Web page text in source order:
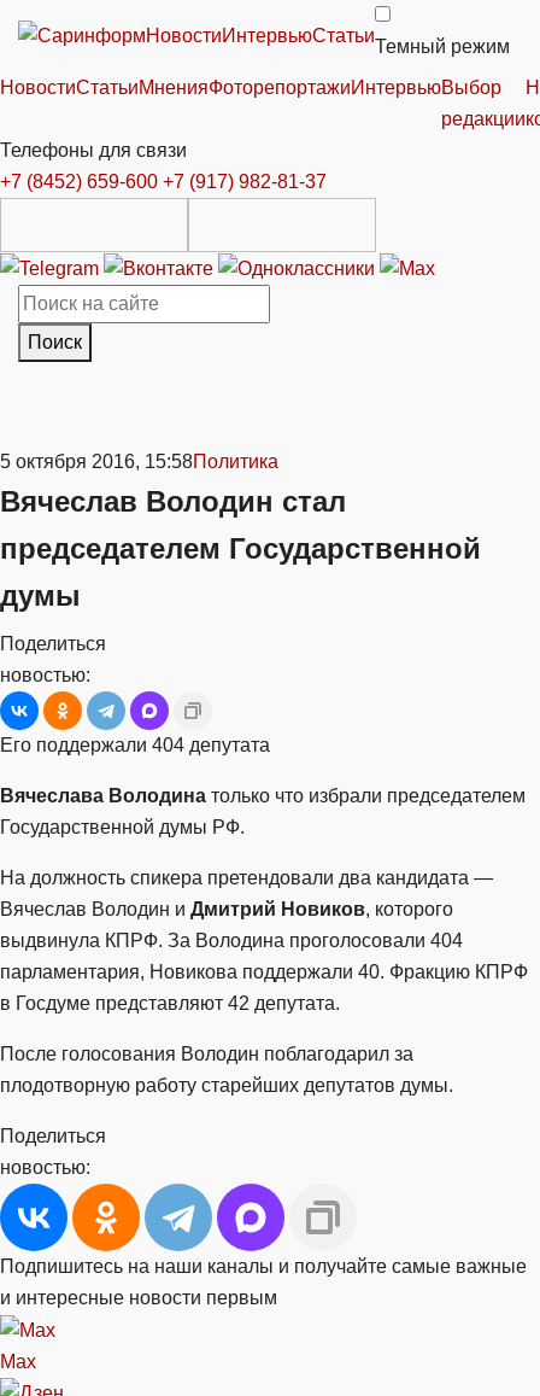
НовостиИнтервьюСтатьи
Темный режим
НовостиСтатьиМненияФоторепортажиИнтервьюВыбор
редакции
Телефоны для связи
+7 (8452) 659-600 +7 (917) 982-81-37
Поиск
5 октября 2016, 15:58Политика
Вячеслав Володин стал
председателем Государственной
думы
Поделиться
новостью:
Его поддержали 404 депутата
Вячеслава Володина только что избрали председателем
Государственной думы РФ.
На должность спикера претендовали два кандидата —
Вячеслав Володин и Дмитрий Новиков, которого
выдвинула КПРФ. За Володина проголосовали 404
парламентария, Новикова поддержали 40. Фракцию КПРФ
в Госдуме представляют 42 депутата.
После голосования Володин поблагодарил за
плодотворную работу старейших депутатов думы.
Поделиться
новостью:
Подпишитесь на наши каналы и получайте самые важные
и интересные новости первым
Max